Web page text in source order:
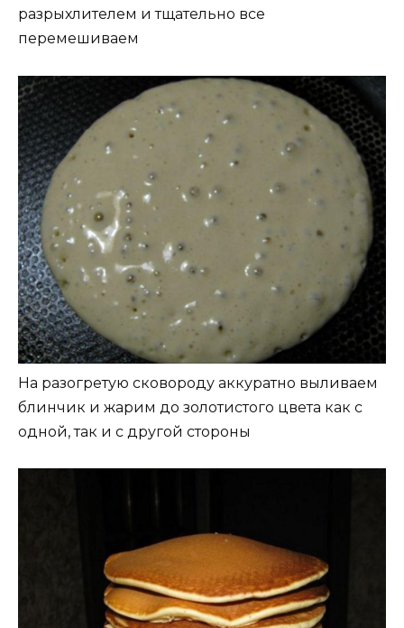
разрыхлителем и тщательно все
перемешиваем
На разогретую сковороду аккуратно выливаем
блинчик и жарим до золотистого цвета как с
одной, так и с другой стороны